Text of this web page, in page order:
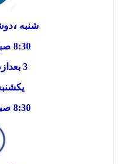
شنبه ،
8:30 صبح الی 12 ظهر
3 بعدازظهر تا 9 شب
8:30 صبح الی 12 ظهر